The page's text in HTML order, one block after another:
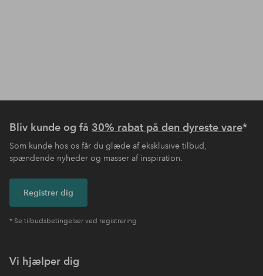
Bliv kunde og få 30% rabat på den dyreste vare*
Som kunde hos os får du glæde af eksklusive tilbud,
spændende nyheder og masser af inspiration.
Registrer dig
* Se tilbudsbetingelser ved registrering
Vi hjælper dig